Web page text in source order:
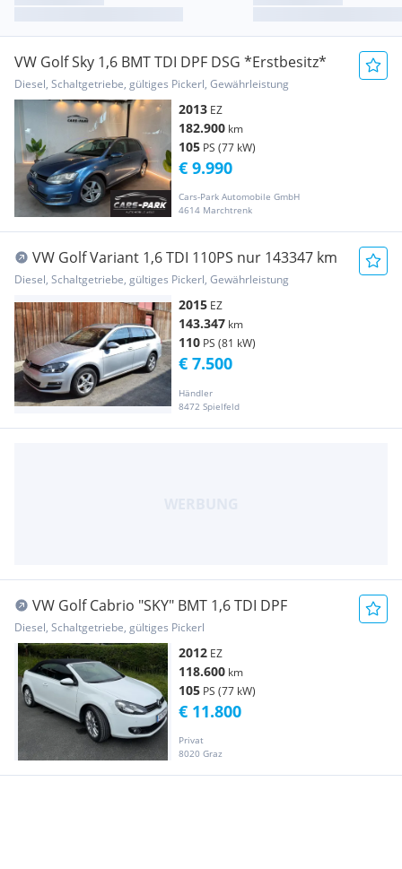
VW Golf Sky 1,6 BMT TDI DPF DSG *Erstbesitz*
Diesel, Schaltgetriebe, gültiges Pickerl, Gewährleistung
2013 EZ
182.900 km
105 PS (77 kW)
Cars-Park Automobile GmbH
4614 Marchtrenk
€ 9.990
VW Golf Variant 1,6 TDI 110PS nur 143347 km
Diesel, Schaltgetriebe, gültiges Pickerl, Gewährleistung
2015 EZ
143.347 km
110 PS (81 kW)
Händler
8472 Spielfeld
€ 7.500
VW Golf Cabrio "SKY" BMT 1,6 TDI DPF
Diesel, Schaltgetriebe, gültiges Pickerl
2012 EZ
118.600 km
105 PS (77 kW)
Privat
8020 Graz
€ 11.800